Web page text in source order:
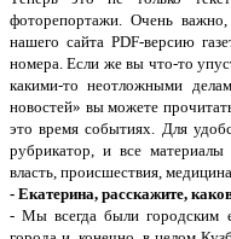
фоторепортажи. Очень
нашего сайта PDF-версию
номера. Если же вы что-то
какими-то неотложными
новостей» вы можете
это время событиях. Для
рубрикатор, и все
власть, происшествия,
- Екатерина, расскажите,
- Мы всегда были городским